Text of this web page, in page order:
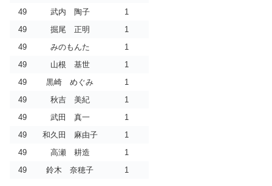
49
武内 陶子
1
49
掘尾 正明
1
49
みのもんた
1
49
山根 基世
1
49
黒崎 めぐみ
1
49
秋吉 美紀
1
49
武田 真一
1
49
和久田 麻由子
1
49
高瀬 耕造
1
49
鈴木 奈穂子 1